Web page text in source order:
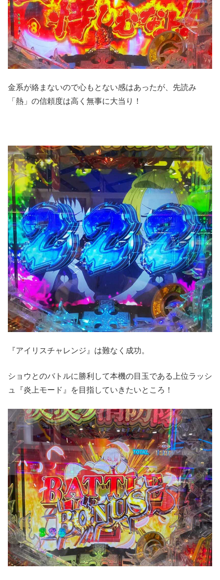
金系が絡まないので心もとない感はあったが、先読み
「熱」の信頼度は高く無事に大当り！
『アイリスチャレンジ』は難なく成功。
ショウとのバトルに勝利して本機の目玉である上位ラッシ
ュ『炎上モード』を目指していきたいところ！